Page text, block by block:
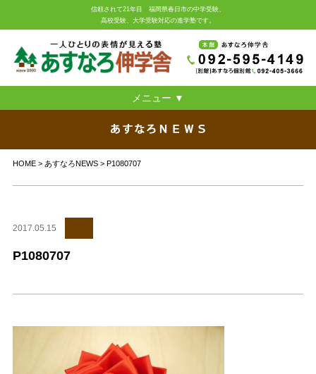
信頼されて21年目 福岡県春日市の中学受験、
高校受験、大学受験対応の進学塾です。
メニュー ▼
本館 小学部 一斉授業
本館 中学部 一斉授業
別館 小・中・高 個別 ブロードバンド予備校
HOME> あすなろNEWS> P1080707
2017.05.15
P1080707